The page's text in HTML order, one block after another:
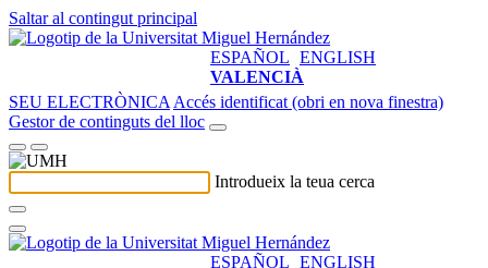
Saltar al contingut principal
ESPAÑOL ENGLISH
VALENCIÀ
SEU ELECTRÒNICA Accés identificat (obri en nova finestra)
Gestor de continguts del lloc
Introdueix la teua cerca
ESPAÑOL ENGLISH